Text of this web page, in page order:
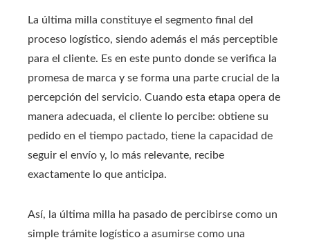
La última milla constituye el segmento final del
proceso logístico, siendo además el más perceptible
para el cliente. Es en este punto donde se verifica la
promesa de marca y se forma una parte crucial de la
percepción del servicio. Cuando esta etapa opera de
manera adecuada, el cliente lo percibe: obtiene su
pedido en el tiempo pactado, tiene la capacidad de
seguir el envío y, lo más relevante, recibe
exactamente lo que anticipa.
Así, la última milla ha pasado de percibirse como un
simple trámite logístico a asumirse como una